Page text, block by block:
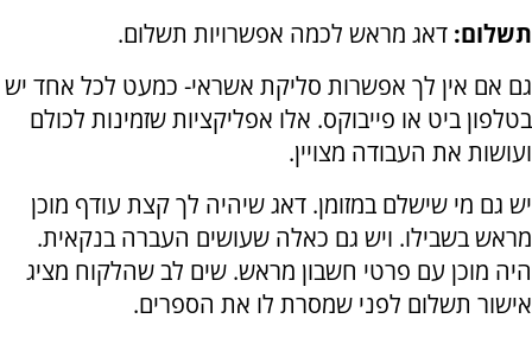
תשלום: דאג מראש לכמה אפשרויות תשלום.
גם אם אין לך אפשרות סליקת אשראי- כמעט לכל אחד יש
בטלפון ביט או פייבוקס. אלו אפליקציות שזמינות לכולם
ועושות את העבודה מצויין.
יש גם מי שישלם במזומן. דאג שיהיה לך קצת עודף מוכן
מראש בשבילו. ויש גם כאלה שעושים העברה בנקאית.
היה מוכן עם פרטי חשבון מראש. שים לב שהלקוח מציג
אישור תשלום לפני שמסרת לו את הספרים.